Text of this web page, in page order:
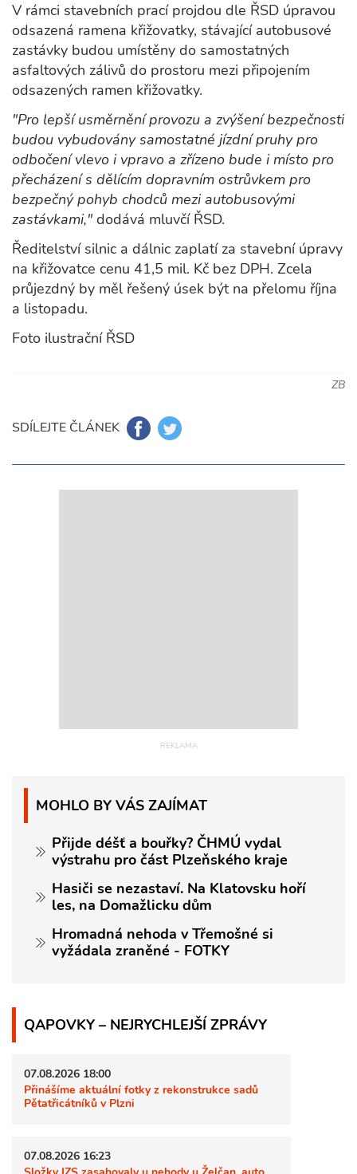
V rámci stavebních prací projdou dle ŘSD úpravou
odsazená ramena křižovatky, stávající autobusové
zastávky budou umístěny do samostatných
asfaltových zálivů do prostoru mezi připojením
odsazených ramen křižovatky.
"Pro lepší usměrnění provozu a zvýšení bezpečnosti
budou vybudovány samostatné jízdní pruhy pro
odbočení vlevo i vpravo a zřízeno bude i místo pro
přecházení s dělícím dopravním ostrůvkem pro
bezpečný pohyb chodců mezi autobusovými
zastávkami," dodává mluvčí ŘSD.
Ředitelství silnic a dálnic zaplatí za stavební úpravy
na křižovatce cenu 41,5 mil. Kč bez DPH. Zcela
průjezdný by měl řešený úsek být na přelomu října
a listopadu.
Foto ilustrační ŘSD
ZB
SDÍLEJTE ČLÁNEK
MOHLO BY VÁS ZAJÍMAT
Přijde déšť a bouřky? ČHMÚ vydal
výstrahu pro část Plzeňského kraje
Hasiči se nezastaví. Na Klatovsku hoří
les, na Domažlicku dům
Hromadná nehoda v Třemošné si
vyžádala zraněné - FOTKY
QAPOVKY – NEJRYCHLEJŠÍ ZPRÁVY
07.08.2026 18:00
Přinášíme aktuální fotky z rekonstrukce sadů
Pětatřicátníků v Plzni
07.08.2026 16:23